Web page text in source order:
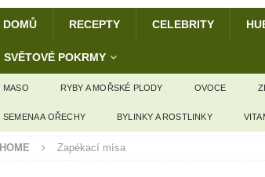
DOMŮ RECEPTY CELEBRITY
SVĚTOVÉ POKRMY
MASO RYBY A MOŘSKÉ PLODY OVOCE
SEMENA A OŘECHY BYLINKY A ROSTLINKY
HOME Zapékací mísa